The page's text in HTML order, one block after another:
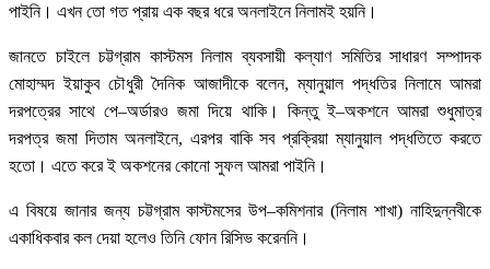
পাইনি। এখন তো গত প্রায় এক বছর ধরে অনলাইনে নিলামই হয়নি।
জানতে চাইলে চট্টগ্রাম কাস্টমস নিলাম ব্যবসায়ী কল্যাণ সমিতির সাধারণ সম্পাদক
মোহাম্মদ ইয়াকুব চৌধুরী দৈনিক আজাদীকে বলেন, ম্যানুয়াল পদ্ধতির নিলামে আমরা
দরপত্রের সাথে পে–অর্ডারও জমা দিয়ে থাকি। কিন্তু ই–অকশনে আমরা শুধুমাত্র
দরপত্র জমা দিতাম অনলাইনে, এরপর বাকি সব প্রক্রিয়া ম্যানুয়াল পদ্ধতিতে করতে
হতো। এতে করে ই অকশনের কোনো সুফল আমরা পাইনি।
এ বিষয়ে জানার জন্য চট্টগ্রাম কাস্টমসের উপ–কমিশনার (নিলাম শাখা) নাহিদুন্নবীকে
একাধিকবার কল দেয়া হলেও তিনি ফোন রিসিভ করেননি।